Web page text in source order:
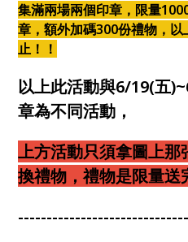
集滿兩場兩個印章，限量
章，額外加碼300份禮物，
止！！
以上此活動與6/19(五
章為不同活動，
上方活動只須拿圖上
換禮物，禮物是限量送